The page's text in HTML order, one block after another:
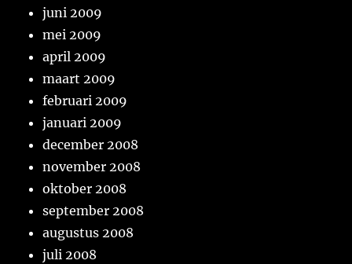
juni 2009
mei 2009
april 2009
maart 2009
februari 2009
januari 2009
december 2008
november 2008
oktober 2008
september 2008
augustus 2008
juli 2008